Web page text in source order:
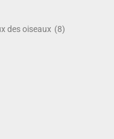
des oiseaux (8)